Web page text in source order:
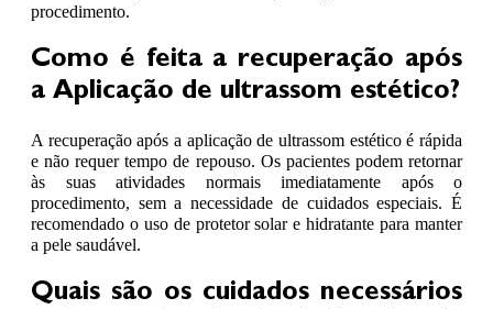
procedimento.
Como é feita a recuperação após
a Aplicação de ultrassom estético?
A recuperação após a aplicação de ultrassom estético é rápida
e não requer tempo de repouso. Os pacientes podem retornar
às suas atividades normais imediatamente após o
procedimento, sem a necessidade de cuidados especiais. É
recomendado o uso de protetor solar e hidratante para manter
a pele saudável.
Quais são os cuidados necessários